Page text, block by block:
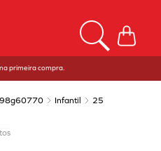
primeira compra.
98g60770 Infantil 25